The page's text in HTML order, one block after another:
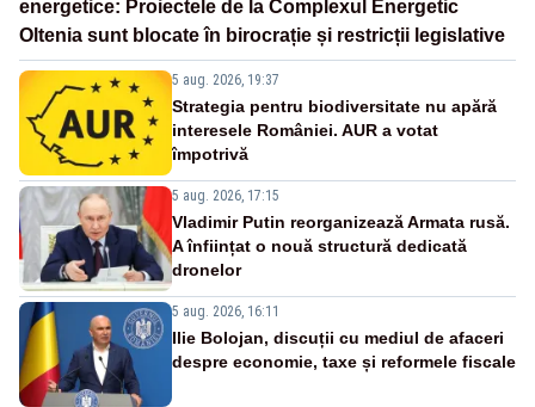
energetice: Proiectele de la Complexul Energetic
Oltenia sunt blocate în birocrație și restricții legislative
5 aug. 2026, 19:37
Strategia pentru biodiversitate nu apără
interesele României. AUR a votat
împotrivă
5 aug. 2026, 17:15
Vladimir Putin reorganizează Armata rusă.
A înființat o nouă structură dedicată
dronelor
5 aug. 2026, 16:11
Ilie Bolojan, discuții cu mediul de afaceri
despre economie, taxe și reformele fiscale